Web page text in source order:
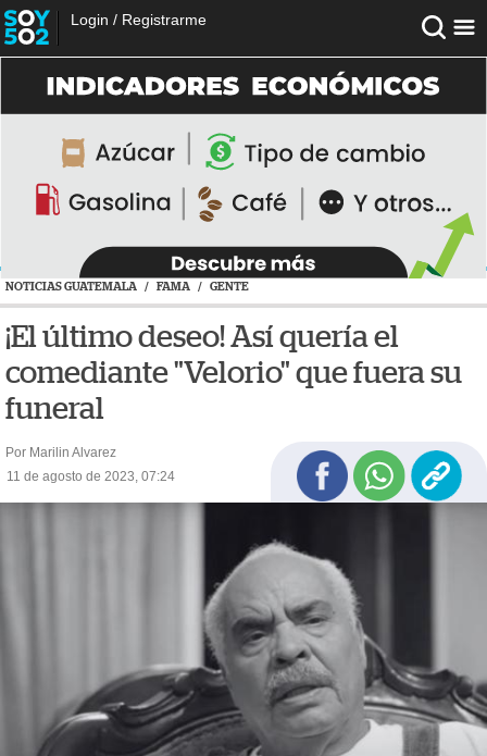
Login / Registrarme
NOTICIAS GUATEMALA / FAMA / GENTE
¡El último deseo! Así quería el
comediante "Velorio" que fuera su
funeral
Por Marilin Alvarez
11 de agosto de 2023, 07:24